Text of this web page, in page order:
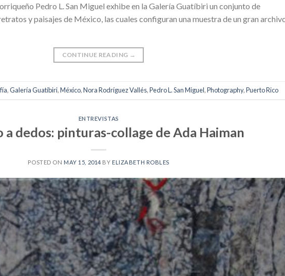
Pedro L. San Miguel exhibe en la Galería Guatíbiri un conjunto de
y paisajes de México, las cuales configuran una muestra de un gran
CONTINUE READING →
,Galería Guatíbiri,México,Nora Rodríguez Vallés,Pedro L. San Miguel,Photography,Puerto Rico
ENTREVISTAS
a dedos: pinturas-collage de Ada Haiman
POSTED ON MAY 15, 2014 BY ELIZABETH ROBLES